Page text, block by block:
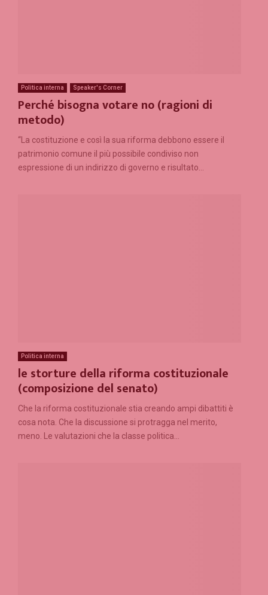
Politica interna Speaker's Corner
Perché bisogna votare no (ragioni di
metodo)
“La costituzione e così la sua riforma debbono essere il
patrimonio comune il più possibile condiviso non
espressione di un indirizzo di governo e risultato...
Politica interna
le storture della riforma costituzionale
(composizione del senato)
Che la riforma costituzionale stia creando ampi dibattiti è
cosa nota. Che la discussione si protragga nel merito,
meno. Le valutazioni che la classe politica...